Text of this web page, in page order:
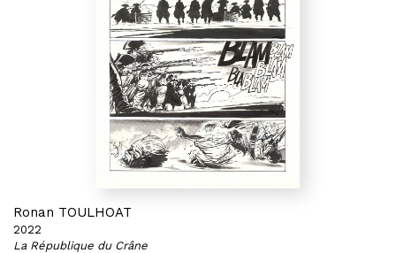
Ronan TOULHOAT
2022
La République du Crâne